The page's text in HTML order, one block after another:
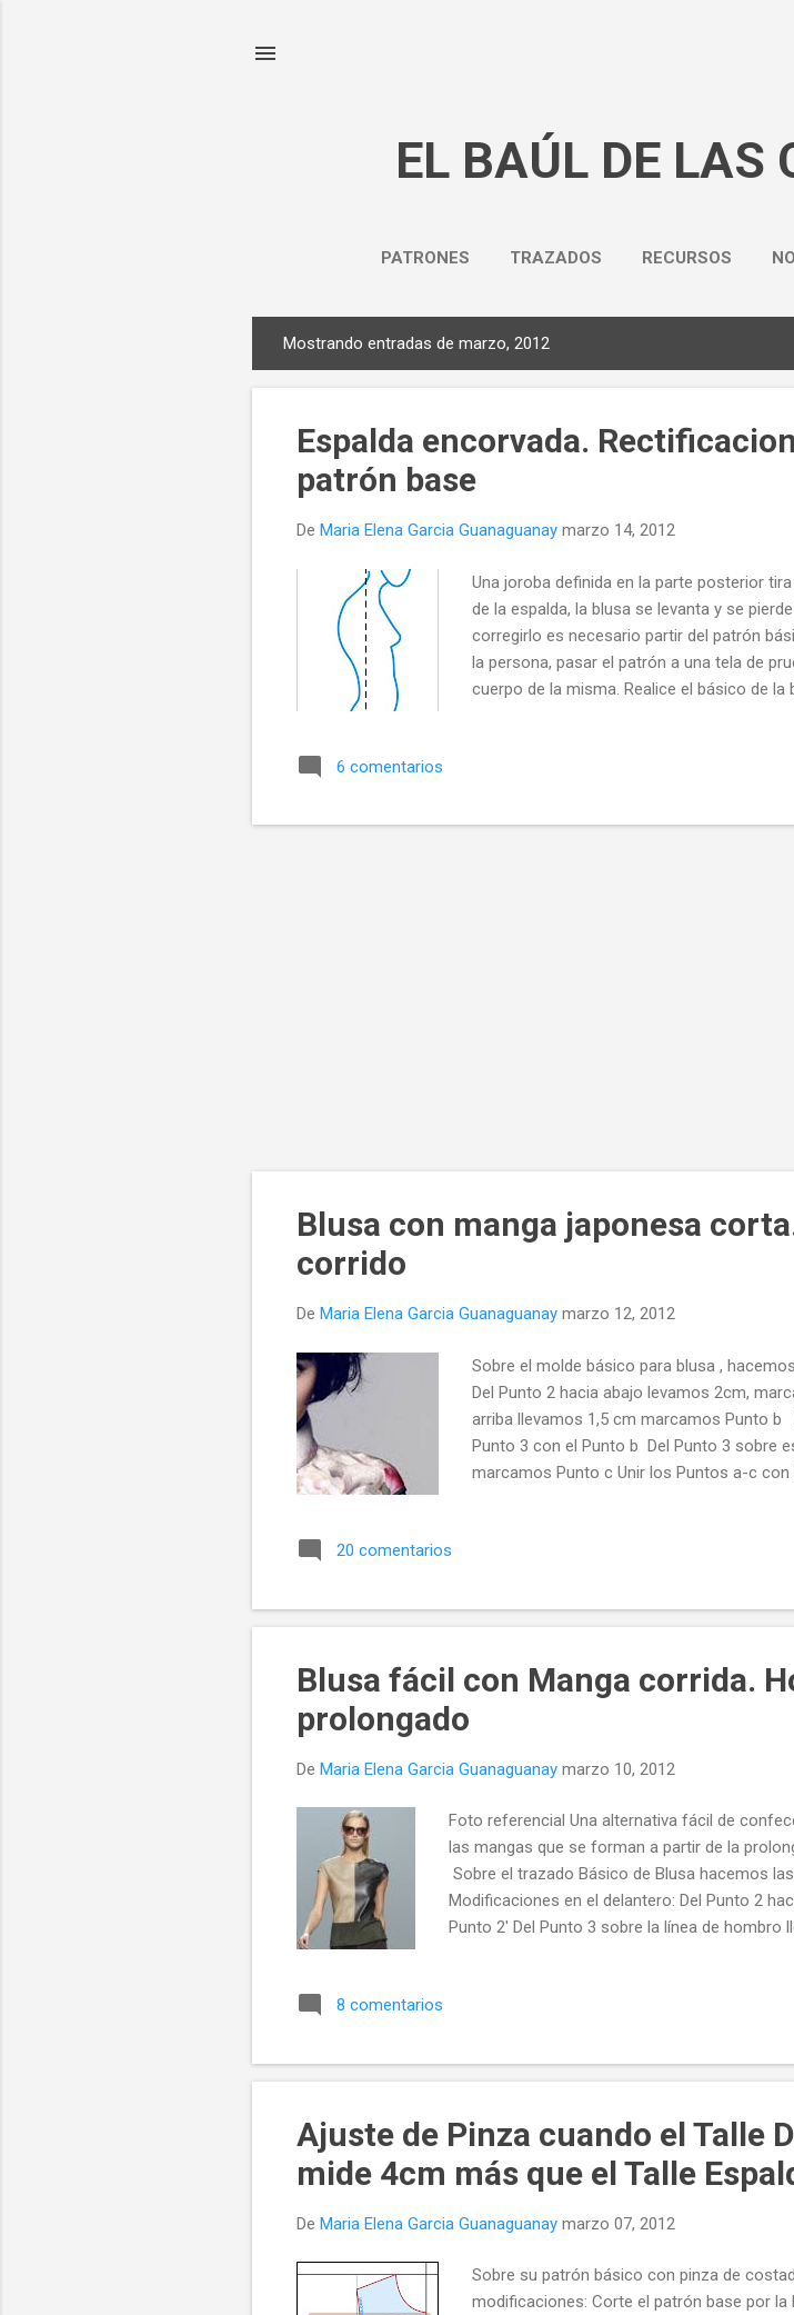
EL BAÚL DE LAS
PATRONES TRAZADOS RECURSOS
n
Mostrando entradas de marzo, 2012
Espalda encorvada.
patrón base
De Maria Elena Garcia Guanaguanay marzo 14, 2012
Una joroba definida en la parte posterior
de la espalda, la blusa se ​​levanta y se
corregirlo es necesario partir del patrón
la persona, pasar el patrón a una tela de
cuerpo de la misma. Realice el básico de la
los hombros y costados, para luego
horizontal a 10 cm del Punto 3 Busque el
6 comentarios
Blusa con manga japonesa
corrido
De Maria Elena Garcia Guanaguanay marzo 12, 2012
Sobre el molde básico para blusa ,
Del Punto 2 hacia abajo levamos 2cm,
arriba llevamos 1,5 cm marcamos Punto b
Punto 3 con el Punto b Del Punto 3 sobre
marcamos Punto c Unir los Puntos a-c con
recta convirtiendo a curva a partir del
muestra en el esquema. Una los Puntos f
hacia abajo llevamos 2 cm, marcarnos
que para marcar el Punto a del escote se
20 comentarios
Blusa fácil con Manga corrida.
prolongado
De Maria Elena Garcia Guanaguanay marzo 10, 2012
Foto referencial Una alternativa fácil de
las mangas que se forman a partir de la
Sobre el trazado Básico de Blusa hacemos
Modificaciones en el delantero: Del Punto 2
Punto 2' Del Punto 3 sobre la línea de hombro
8 comentarios
Ajuste de Pinza cuando el Talle
mide 4cm más que el Talle
De Maria Elena Garcia Guanaguanay marzo 07, 2012
Sobre su patrón básico con pinza de
modificaciones: Corte el patrón base por